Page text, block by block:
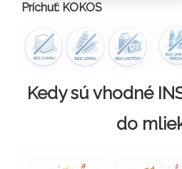
Príchuť: KOKOS
Kedy sú vhodné
do